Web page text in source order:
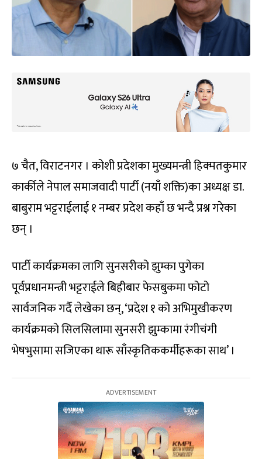
७ चैत, विराटनगर । कोशी प्रदेशका मुख्यमन्त्री हिक्मतकुमार
कार्कीले नेपाल समाजवादी पार्टी (नयाँ शक्ति)का अध्यक्ष डा.
बाबुराम भट्टराईलाई १ नम्बर प्रदेश कहाँ छ भन्दै प्रश्न गरेका
छन् ।
पार्टी कार्यक्रमका लागि सुनसरीको झुम्का पुगेका
पूर्वप्रधानमन्त्री भट्टराईले बिहीबार फेसबुकमा फोटो
सार्वजनिक गर्दै लेखेका छन्, ‘प्रदेश १ को अभिमुखीकरण
कार्यक्रमको सिलसिलामा सुनसरी झुम्कामा रंगीचंगी
भेषभुसामा सजिएका थारू साँस्कृतिककर्मीहरूका साथ’ ।